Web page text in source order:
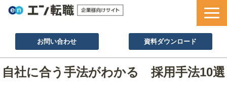
お問い合わせ 資料ダウンロード
サービス一覧
自社に合う手法がわかる　採用手法10選